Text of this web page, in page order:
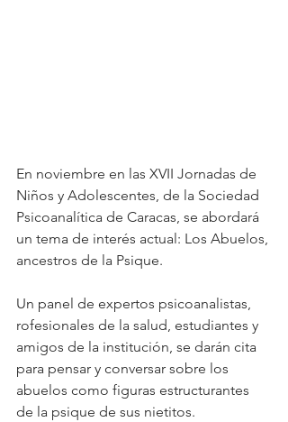
En noviembre en las XVII Jornadas de
Niños y Adolescentes, de la Sociedad
Psicoanalítica de Caracas, se abordará
un tema de interés actual: Los Abuelos,
ancestros de la Psique.
Un panel de expertos psicoanalistas,
rofesionales de la salud, estudiantes y
amigos de la institución, se darán cita
para pensar y conversar sobre los
abuelos como figuras estructurantes
de la psique de sus nietitos.